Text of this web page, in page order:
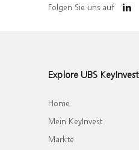
Folgen Sie uns auf
Explore UBS KeyInvest
Home
Mein KeyInvest
Märkte